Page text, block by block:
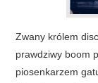
Zwany królem
prawdziwy boom
piosenkarzem